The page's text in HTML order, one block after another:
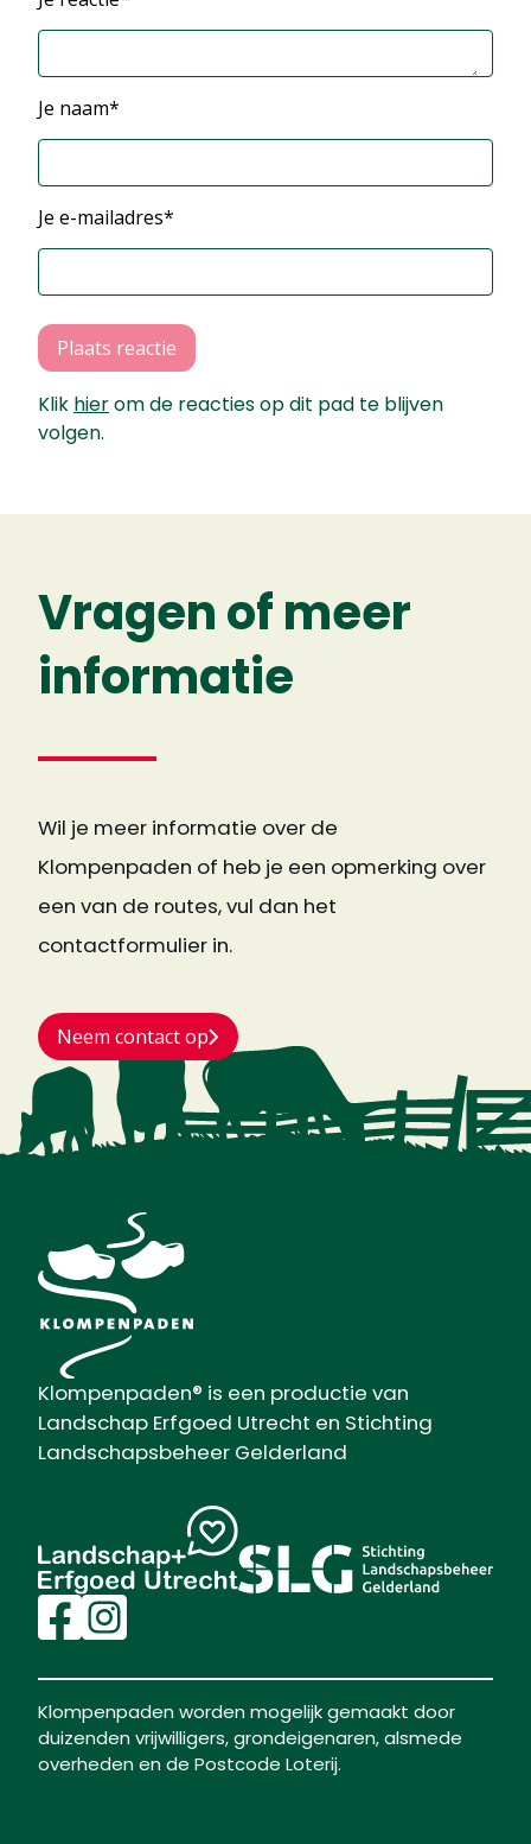
Je naam*
Je e-mailadres*
Plaats reactie
Klik hierom de reacties op dit pad te blijven
volgen.
Vragen of meer
informatie
Wil je meer informatie over de
Klompenpaden of heb je een opmerking over
een van de routes, vul dan het
contactformulier in.
Neem contact op
Klompenpaden® is een productie van
Landschap Erfgoed Utrecht en Stichting
Landschapsbeheer Gelderland
Klompenpaden worden mogelijk gemaakt door
duizenden vrijwilligers, grondeigenaren, alsmede
overheden en de Postcode Loterij.